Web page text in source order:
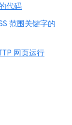
代码
范围关键字的
网页运行